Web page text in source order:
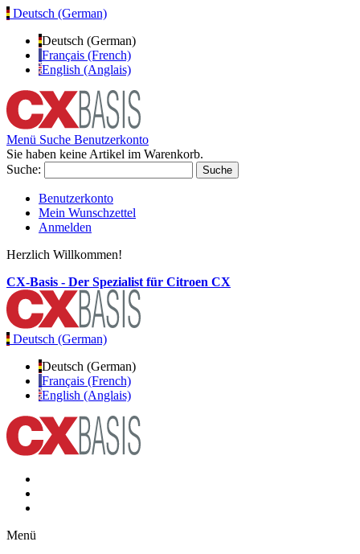
Deutsch (German)
Deutsch (German)
Français (French)
English (Anglais)
Menü Suche Benutzerkonto
Sie haben keine Artikel im Warenkorb.
Suche:
Suche
Benutzerkonto
Mein Wunschzettel
Anmelden
Herzlich Willkommen!
CX-Basis - Der Spezialist für Citroen CX
Deutsch (German)
Deutsch (German)
Français (French)
English (Anglais)
Menü